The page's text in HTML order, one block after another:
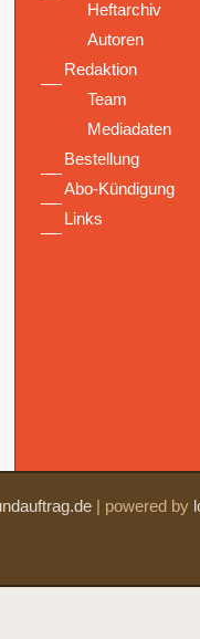
Heftarchiv
Autoren
Redaktion
Team
Mediadaten
Bestellung
Abo-Kündigung
Links
| powered by